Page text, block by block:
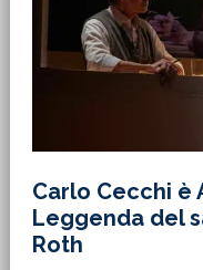
Carlo Cecchi è
Leggenda del
Roth